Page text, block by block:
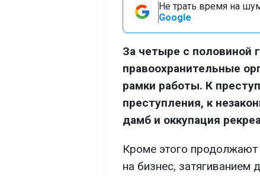
Не трать время на
Google
За четыре с половиной
правоохранительные
рамки работы. К
преступления, к
дамб и оккупация
Кроме этого
на бизнес, затягиванием